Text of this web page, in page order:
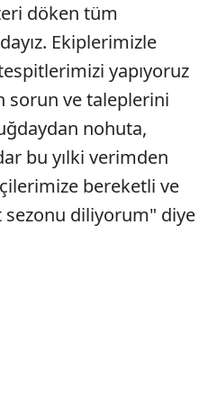
döken tüm
Ekiplerimizle
yapıyoruz
sorun ve taleplerini
nohuta,
bu yılki verimden
bereketli ve
sezonu diliyorum" diye